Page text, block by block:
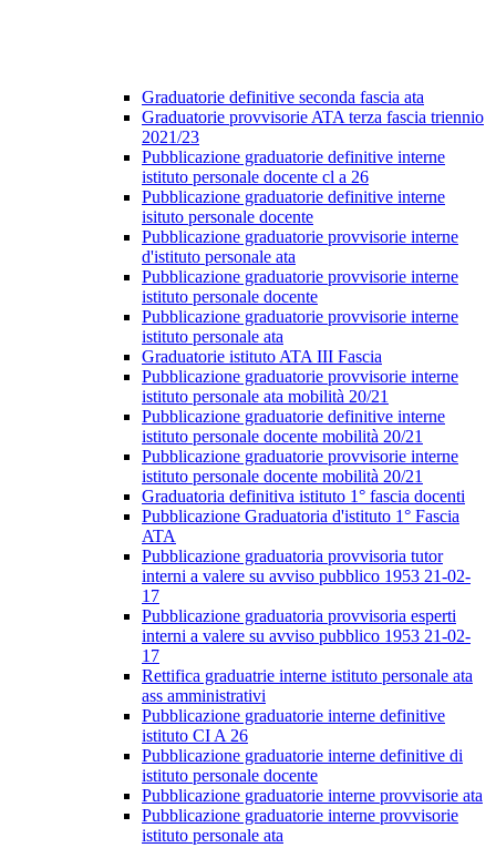
Graduatorie definitive seconda fascia ata
Graduatorie provvisorie ATA terza fascia triennio
2021/23
Pubblicazione graduatorie definitive interne
istituto personale docente cl a 26
Pubblicazione graduatorie definitive interne
isituto personale docente
Pubblicazione graduatorie provvisorie interne
d'istituto personale ata
Pubblicazione graduatorie provvisorie interne
istituto personale docente
Pubblicazione graduatorie provvisorie interne
istituto personale ata
Graduatorie istituto ATA III Fascia
Pubblicazione graduatorie provvisorie interne
istituto personale ata mobilità 20/21
Pubblicazione graduatorie definitive interne
istituto personale docente mobilità 20/21
Pubblicazione graduatorie provvisorie interne
istituto personale docente mobilità 20/21
Graduatoria definitiva istituto 1° fascia docenti
Pubblicazione Graduatoria d'istituto 1° Fascia
ATA
Pubblicazione graduatoria provvisoria tutor
interni a valere su avviso pubblico 1953 21-02-
17
Pubblicazione graduatoria provvisoria esperti
interni a valere su avviso pubblico 1953 21-02-
17
Rettifica graduatrie interne istituto personale ata
ass amministrativi
Pubblicazione graduatorie interne definitive
istituto CI A 26
Pubblicazione graduatorie interne definitive di
istituto personale docente
Pubblicazione graduatorie interne provvisorie ata
Pubblicazione graduatorie interne provvisorie
istituto personale ata